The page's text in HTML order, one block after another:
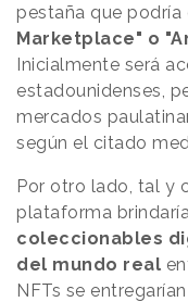
pestaña que podría
Marketplace" o
Inicialmente será
estadounidenses,
mercados
según el citado
Por otro lado, tal y
plataforma
coleccionables
del mundo real
NFTs se